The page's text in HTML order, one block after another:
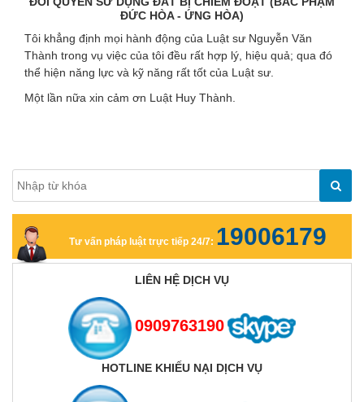
ĐỨC HÒA - ỨNG HÒA)
Tôi khẳng định mọi hành động của Luật sư Nguyễn Văn
Thành trong vụ việc của tôi đều rất hợp lý, hiệu quả; qua đó
thể hiện năng lực và kỹ năng rất tốt của Luật sư.
Một lần nữa xin cảm ơn Luật Huy Thành.
Tư vấn pháp luật trực tiếp 24/7: 19006179
LIÊN HỆ DỊCH VỤ
0909763190
HOTLINE KHIẾU NẠI DỊCH VỤ